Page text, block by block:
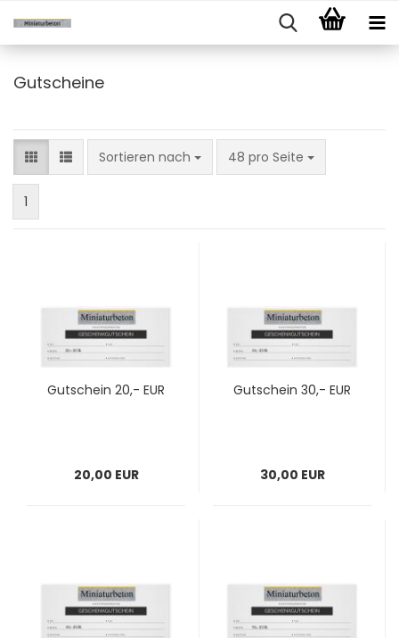
Gutscheine
Sortieren nach
Sortieren nach 48 pro Seite
pro Seite
1
Gutschein 20,- EUR
20,00 EUR
Gutschein 30,- EUR
30,00 EUR